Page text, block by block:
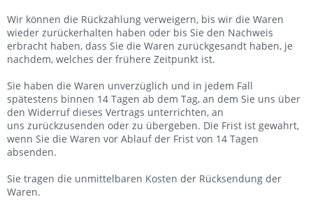
Wir können die Rückzahlung verweigern, bis wir die Waren
wieder zurückerhalten haben oder bis Sie den Nachweis
erbracht haben, dass Sie die Waren zurückgesandt haben, je
nachdem, welches der frühere Zeitpunkt ist.
Sie haben die Waren unverzüglich und in jedem Fall
spätestens binnen 14 Tagen ab dem Tag, an dem Sie uns über
den Widerruf dieses Vertrags unterrichten, an
uns zurückzusenden oder zu übergeben. Die Frist ist gewahrt,
wenn Sie die Waren vor Ablauf der Frist von 14 Tagen
absenden.
Sie tragen die unmittelbaren Kosten der Rücksendung der
Waren.